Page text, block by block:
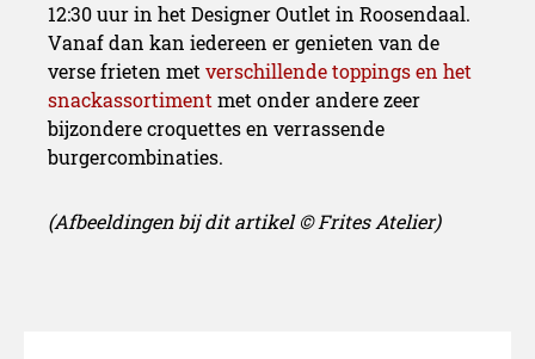
12:30 uur in het Designer Outlet in Roosendaal.
Vanaf dan kan iedereen er genieten van de
verse frieten metverschillende toppings en het
snackassortimentmet onder andere zeer
bijzondere croquettes en verrassende
burgercombinaties.
(Afbeeldingen bij dit artikel © Frites Atelier)